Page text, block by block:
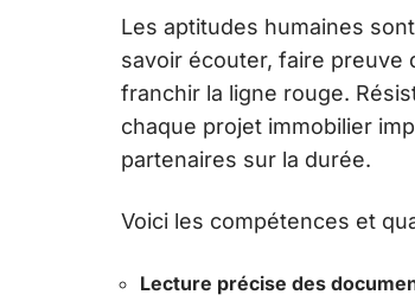
Les aptitudes humaines
savoir écouter, faire preuve
franchir la ligne rouge.
chaque projet immobilier
partenaires sur la durée.
Voici les compétences et
Lecture précise des